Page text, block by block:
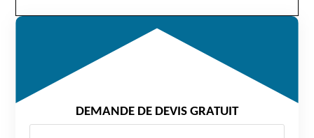
DEMANDE DE DEVIS GRATUIT